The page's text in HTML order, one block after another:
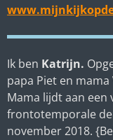
Ik ben Katrijn.
papa Piet en
Mama lijdt aan
frontotemporale
november 2018.